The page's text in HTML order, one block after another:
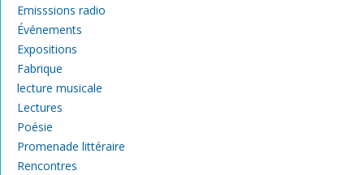
Emisssions radio
Événements
Expositions
Fabrique
lecture musicale
Lectures
Poésie
Promenade littéraire
Rencontres